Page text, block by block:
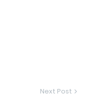
Next Post